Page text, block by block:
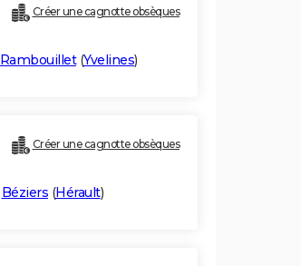
Créer une cagnotte obsèques
Rambouillet(Yvelines)
Créer une cagnotte obsèques
Béziers (Hérault)